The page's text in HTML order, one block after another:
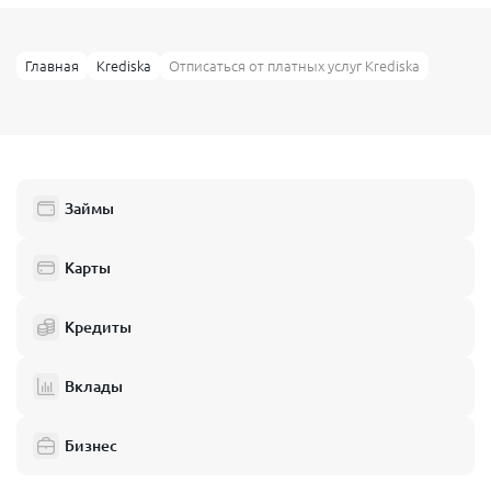
Главная Krediska Отписаться от платных услуг Krediska
Займы
Карты
Кредиты
Вклады
Бизнес